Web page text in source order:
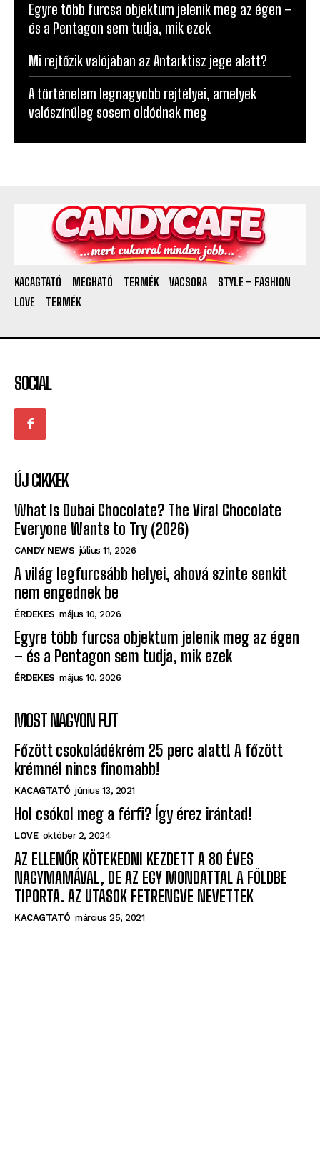
Egyre több furcsa objektum jelenik meg az égen –
és a Pentagon sem tudja, mik ezek
Mi rejtőzik valójában az Antarktisz jege alatt?
A történelem legnagyobb rejtélyei, amelyek
valószínűleg sosem oldódnak meg
KACAGTATÓ MEGHATÓ TERMÉK VACSORA
STYLE – FASHION
LOVE
TERMÉK
SOCIAL
ÚJ CIKKEK
What Is Dubai Chocolate? The Viral Chocolate
Everyone Wants to Try (2026)
CANDY NEWS július 11, 2026
A világ legfurcsább helyei, ahová szinte senkit
nem engednek be
ÉRDEKES május 10, 2026
Egyre több furcsa objektum jelenik meg az égen
– és a Pentagon sem tudja, mik ezek
ÉRDEKES május 10, 2026
MOST NAGYON FUT
Főzött csokoládékrém 25 perc alatt! A főzött
krémnél nincs finomabb!
KACAGTATÓ június 13, 2021
Hol csókol meg a férfi? Így érez irántad!
LOVE október 2, 2024
AZ ELLENŐR KÖTEKEDNI KEZDETT A 80 ÉVES
NAGYMAMÁVAL, DE AZ EGY MONDATTAL A FÖLDBE
TIPORTA. AZ UTASOK FETRENGVE NEVETTEK
KACAGTATÓ március 25, 2021